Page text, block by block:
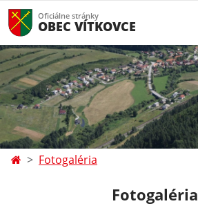
Oficiálne stránky
OBEC VÍTKOVCE
Fotogaléria
Fotogaléria